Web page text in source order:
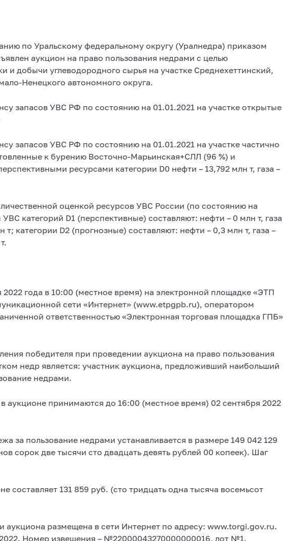
по Уральскому федеральному округу (Уралнедра) приказом
аукцион на право пользования недрами с целью
и добычи углеводородного сырья на участке Среднехеттинский,
Ненецкого автономного округа.
запасов УВС РФ по состоянию на 01.01.2021 на участке открытые
запасов УВС РФ по состоянию на 01.01.2021 на участке частично
к бурению Восточно-Марьинская+СЛЛ (96 %) и
ресурсами категории D0 нефти – 13,792 млн т, газа –
оценкой ресурсов УВС России (по состоянию на
категорий D1 (перспективные) составляют: нефти – 0 млн т, газа
категории D2 (прогнозные) составляют: нефти – 0,3 млн т, газа –
2022 года в 10:00 (местное время) на электронной площадке «ЭТП
сети «Интернет» (www.etpgpb.ru), оператором
ответственностью «Электронная торговая площадка ГПБ»
победителя при проведении аукциона на право пользования
недр является: участник аукциона, предложивший наибольший
недрами.
аукционе принимаются до 16:00 (местное время) 02 сентября 2022
за пользование недрами устанавливается в размере 149 042 129
сорок две тысячи сто двадцать девять рублей 00 копеек). Шаг
составляет 131 859 руб. (сто тридцать одна тысяча восемьсот
размещена в сети Интернет по адресу: www.torgi.gov.ru.
2022. Номер извещения – №22000043270000000016, лот №1.